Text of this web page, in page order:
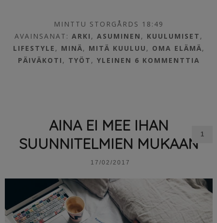
MINTTU STORGÅRDS 18:49
AVAINSANAT:ARKI ,ASUMINEN , KUULUMISET ,
LIFESTYLE , MINÄ, MITÄ KUULUU , OMA ELÄMÄ,
PÄIVÄKOTI , TYÖT , YLEINEN 6 KOMMENTTIA
AINA EI MEE IHAN
SUUNNITELMIEN MUKAAN
17/02/2017
1